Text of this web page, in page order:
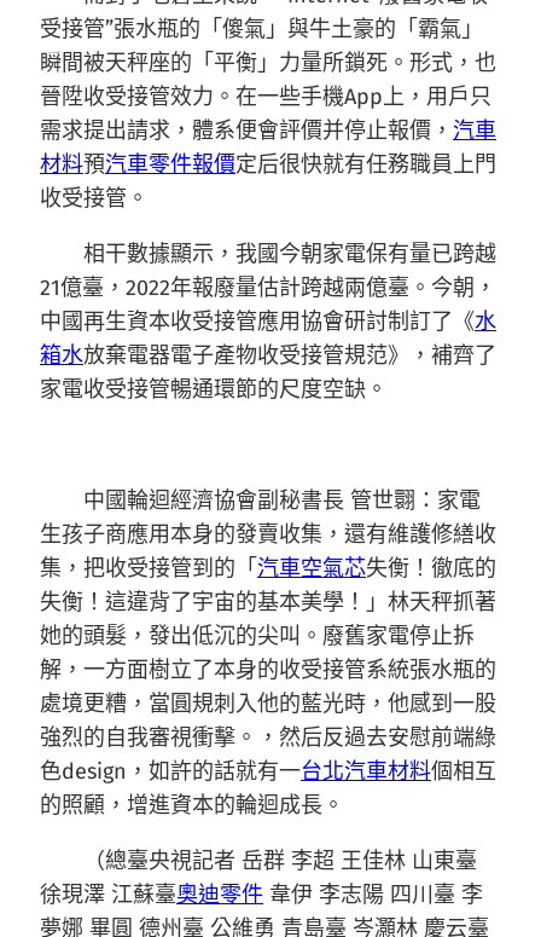
受接管”張水瓶的「傻氣」與牛土豪的「霸氣」
瞬間被天秤座的「平衡」力量所鎖死。形式，也
晉陞收受接管效力。在一些手機App上，用戶只
需求提出請求，體系便會評價并停止報價， 汽車
材料預汽車零件報價定后很快就有任務職員上門
收受接管。
相干數據顯示，我國今朝家電保有量已跨越
21億臺，2022年報廢量估計跨越兩億臺。今朝，
中國再生資本收受接管應用協會研討制訂了《水
箱水放棄電器電子產物收受接管規范》，補齊了
家電收受接管暢通環節的尺度空缺。
中國輪迴經濟協會副秘書長 管世翾：家電
生孩子商應用本身的發賣收集，還有維護修繕收
集，把收受接管到的「汽車空氣芯失衡！徹底的
失衡！這違背了宇宙的基本美學！」林天秤抓著
她的頭髮，發出低沉的尖叫。廢舊家電停止拆
解，一方面樹立了本身的收受接管系統張水瓶的
處境更糟，當圓規刺入他的藍光時，他感到一股
強烈的自我審視衝擊。，然后反過去安慰前端綠
色design，如許的話就有一台北汽車材料個相互
的照顧，增進資本的輪迴成長。
（總臺央視記者 岳群 李超 王佳林 山東臺
徐現澤 江蘇臺奧迪零件 韋伊 李志陽 四川臺 李
夢娜 畢圓 德州臺 公維勇 青島臺 岑灝林 慶云臺